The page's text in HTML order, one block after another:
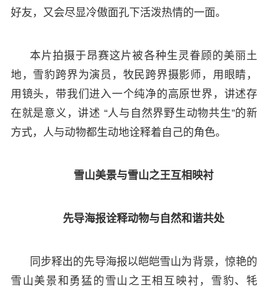
好友，又会尽显冷傲面孔下活泼热情的一面。
本片拍摄于昂赛这片被各种生灵眷顾的美丽土
地，雪豹跨界为演员，牧民跨界摄影师，用眼睛，
用镜头，带我们进入一个纯净的高原世界，讲述存
在就是意义，讲述 “人与自然界野生动物共生”的新
方式，人与动物都生动地诠释着自己的角色。
雪山美景与雪山之王互相映衬
先导海报诠释动物与自然和谐共处
同步释出的先导海报以皑皑雪山为背景，惊艳的
雪山美景和勇猛的雪山之王相互映衬，雪豹、牦